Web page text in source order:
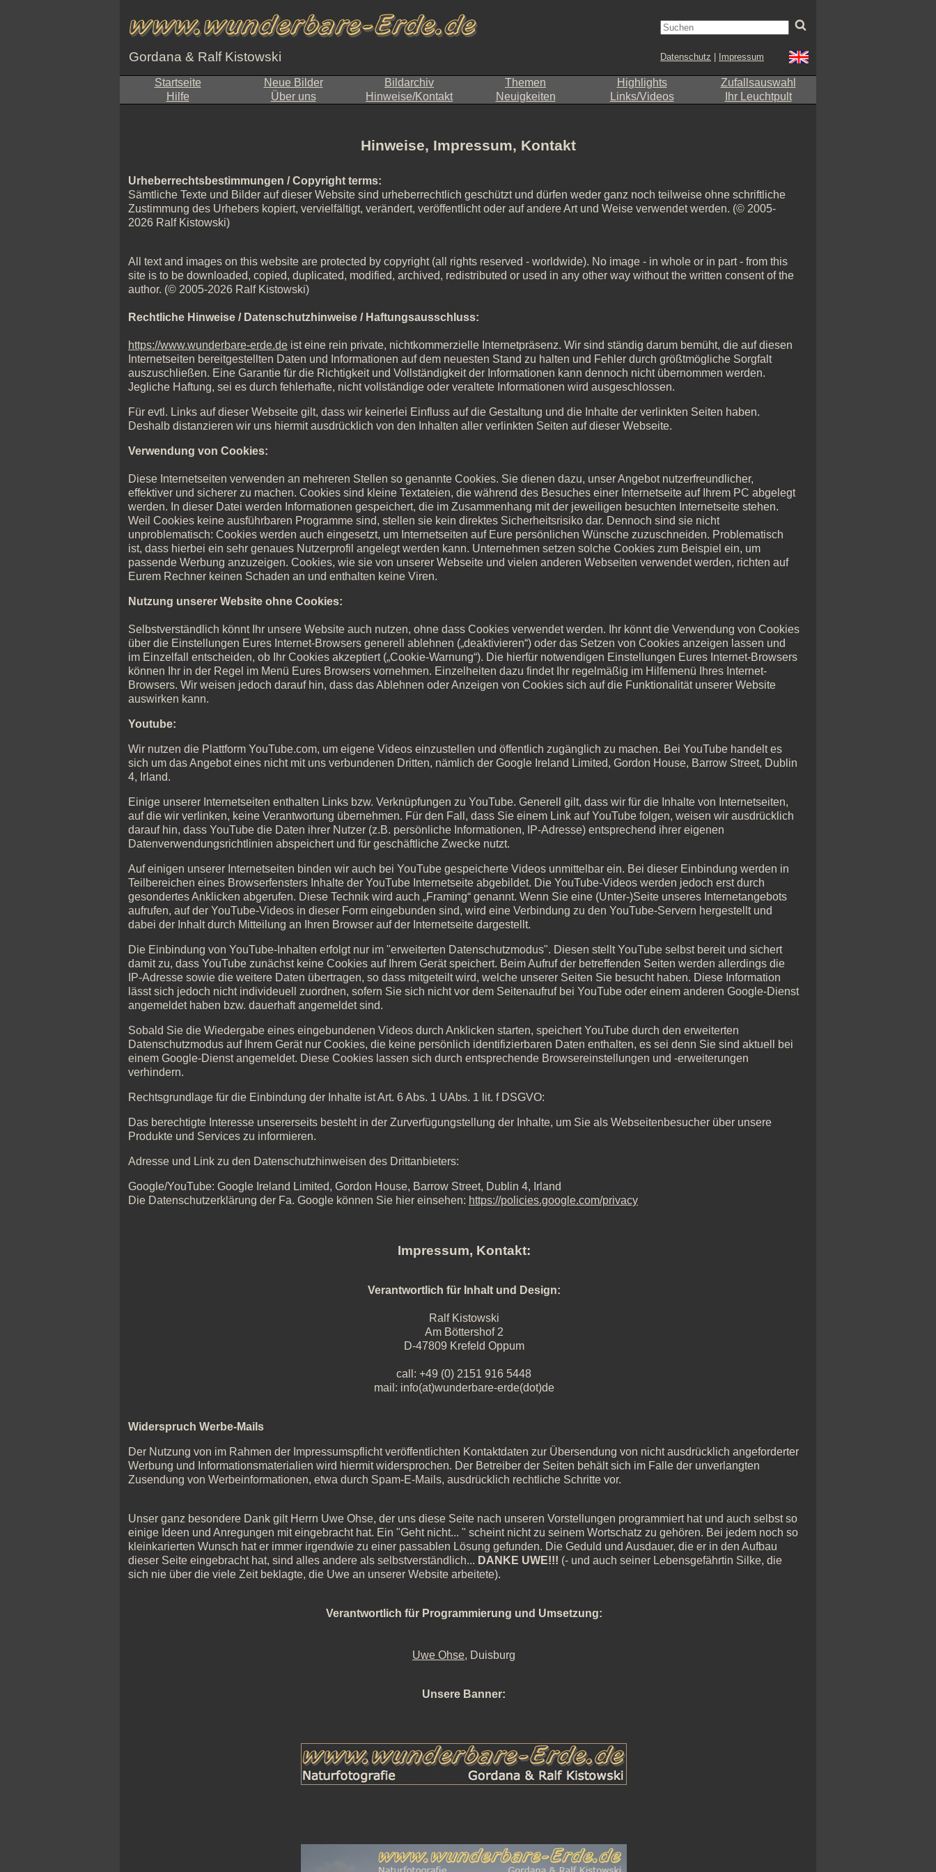
Gordana & Ralf Kistowski Datenschutz Impressum
Startseite Neue Bilder Bildarchiv Themen Highlights
Zufallsauswahl
Hilfe
Über uns Hinweise/Kontakt Neuigkeiten Links/Videos Ihr Leuchtpult
Hinweise, Impressum, Kontakt
Urheberrechtsbestimmungen / Copyright terms:
Sämtliche Texte und Bilder auf dieser Website sind urheberrechtlich geschützt und dürfen weder ganz noch teilweise ohne schriftliche
Zustimmung des Urhebers kopiert, vervielfältigt, verändert, veröffentlicht oder auf andere Art und Weise verwendet werden. (© 2005-
2026 Ralf Kistowski)
All text and images on this website are protected by copyright (all rights reserved - worldwide). No image - in whole or in part - from this
site is to be downloaded, copied, duplicated, modified, archived, redistributed or used in any other way without the written consent of the
author. (© 2005-2026 Ralf Kistowski)
Rechtliche Hinweise / Datenschutzhinweise / Haftungsausschluss:
https://www.wunderbare-erde.de ist eine rein private, nichtkommerzielle Internetpräsenz. Wir sind ständig darum bemüht, die auf diesen
Internetseiten bereitgestellten Daten und Informationen auf dem neuesten Stand zu halten und Fehler durch größtmögliche Sorgfalt
auszuschließen. Eine Garantie für die Richtigkeit und Vollständigkeit der Informationen kann dennoch nicht übernommen werden.
Jegliche Haftung, sei es durch fehlerhafte, nicht vollständige oder veraltete Informationen wird ausgeschlossen.
Für evtl. Links auf dieser Webseite gilt, dass wir keinerlei Einfluss auf die Gestaltung und die Inhalte der verlinkten Seiten haben.
Deshalb distanzieren wir uns hiermit ausdrücklich von den Inhalten aller verlinkten Seiten auf dieser Webseite.
Verwendung von Cookies:
Diese Internetseiten verwenden an mehreren Stellen so genannte Cookies. Sie dienen dazu, unser Angebot nutzerfreundlicher,
effektiver und sicherer zu machen. Cookies sind kleine Textateien, die während des Besuches einer Internetseite auf Ihrem PC abgelegt
werden. In dieser Datei werden Informationen gespeichert, die im Zusammenhang mit der jeweiligen besuchten Internetseite stehen.
Weil Cookies keine ausführbaren Programme sind, stellen sie kein direktes Sicherheitsrisiko dar. Dennoch sind sie nicht
unproblematisch: Cookies werden auch eingesetzt, um Internetseiten auf Eure persönlichen Wünsche zuzuschneiden. Problematisch
ist, dass hierbei ein sehr genaues Nutzerprofil angelegt werden kann. Unternehmen setzen solche Cookies zum Beispiel ein, um
passende Werbung anzuzeigen. Cookies, wie sie von unserer Webseite und vielen anderen Webseiten verwendet werden, richten auf
Eurem Rechner keinen Schaden an und enthalten keine Viren.
Nutzung unserer Website ohne Cookies:
Selbstverständlich könnt Ihr unsere Website auch nutzen, ohne dass Cookies verwendet werden. Ihr könnt die Verwendung von Cookies
über die Einstellungen Eures Internet-Browsers generell ablehnen („deaktivieren“) oder das Setzen von Cookies anzeigen lassen und
im Einzelfall entscheiden, ob Ihr Cookies akzeptiert („Cookie-Warnung“). Die hierfür notwendigen Einstellungen Eures Internet-Browsers
können Ihr in der Regel im Menü Eures Browsers vornehmen. Einzelheiten dazu findet Ihr regelmäßig im Hilfemenü Ihres Internet-
Browsers. Wir weisen jedoch darauf hin, dass das Ablehnen oder Anzeigen von Cookies sich auf die Funktionalität unserer Website
auswirken kann.
Youtube:
Wir nutzen die Plattform YouTube.com, um eigene Videos einzustellen und öffentlich zugänglich zu machen. Bei YouTube handelt es
sich um das Angebot eines nicht mit uns verbundenen Dritten, nämlich der Google Ireland Limited, Gordon House, Barrow Street, Dublin
4, Irland.
Einige unserer Internetseiten enthalten Links bzw. Verknüpfungen zu YouTube. Generell gilt, dass wir für die Inhalte von Internetseiten,
auf die wir verlinken, keine Verantwortung übernehmen. Für den Fall, dass Sie einem Link auf YouTube folgen, weisen wir ausdrücklich
darauf hin, dass YouTube die Daten ihrer Nutzer (z.B. persönliche Informationen, IP-Adresse) entsprechend ihrer eigenen
Datenverwendungsrichtlinien abspeichert und für geschäftliche Zwecke nutzt.
Auf einigen unserer Internetseiten binden wir auch bei YouTube gespeicherte Videos unmittelbar ein. Bei dieser Einbindung werden in
Teilbereichen eines Browserfensters Inhalte der YouTube Internetseite abgebildet. Die YouTube-Videos werden jedoch erst durch
gesondertes Anklicken abgerufen. Diese Technik wird auch „Framing“ genannt. Wenn Sie eine (Unter-)Seite unseres Internetangebots
aufrufen, auf der YouTube-Videos in dieser Form eingebunden sind, wird eine Verbindung zu den YouTube-Servern hergestellt und
dabei der Inhalt durch Mitteilung an Ihren Browser auf der Internetseite dargestellt.
Die Einbindung von YouTube-Inhalten erfolgt nur im "erweiterten Datenschutzmodus". Diesen stellt YouTube selbst bereit und sichert
damit zu, dass YouTube zunächst keine Cookies auf Ihrem Gerät speichert. Beim Aufruf der betreffenden Seiten werden allerdings die
IP-Adresse sowie die weitere Daten übertragen, so dass mitgeteilt wird, welche unserer Seiten Sie besucht haben. Diese Information
lässt sich jedoch nicht individeuell zuordnen, sofern Sie sich nicht vor dem Seitenaufruf bei YouTube oder einem anderen Google-Dienst
angemeldet haben bzw. dauerhaft angemeldet sind.
Sobald Sie die Wiedergabe eines eingebundenen Videos durch Anklicken starten, speichert YouTube durch den erweiterten
Datenschutzmodus auf Ihrem Gerät nur Cookies, die keine persönlich identifizierbaren Daten enthalten, es sei denn Sie sind aktuell bei
einem Google-Dienst angemeldet. Diese Cookies lassen sich durch entsprechende Browsereinstellungen und -erweiterungen
verhindern.
Rechtsgrundlage für die Einbindung der Inhalte ist Art. 6 Abs. 1 UAbs. 1 lit. f DSGVO:
Das berechtigte Interesse unsererseits besteht in der Zurverfügungstellung der Inhalte, um Sie als Webseitenbesucher über unsere
Produkte und Services zu informieren.
Adresse und Link zu den Datenschutzhinweisen des Drittanbieters:
Google/YouTube: Google Ireland Limited, Gordon House, Barrow Street, Dublin 4, Irland
Die Datenschutzerklärung der Fa. Google können Sie hier einsehen: https://policies.google.com/privacy
Impressum, Kontakt:
Verantwortlich für Inhalt und Design:
Ralf Kistowski
Am Böttershof 2
D-47809 Krefeld Oppum
call: +49 (0) 2151 916 5448
mail: info(at)wunderbare-erde(dot)de
Widerspruch Werbe-Mails
Der Nutzung von im Rahmen der Impressumspflicht veröffentlichten Kontaktdaten zur Übersendung von nicht ausdrücklich angeforderter
Werbung und Informationsmaterialien wird hiermit widersprochen. Der Betreiber der Seiten behält sich im Falle der unverlangten
Zusendung von Werbeinformationen, etwa durch Spam-E-Mails, ausdrücklich rechtliche Schritte vor.
Unser ganz besondere Dank gilt Herrn Uwe Ohse, der uns diese Seite nach unseren Vorstellungen programmiert hat und auch selbst so
einige Ideen und Anregungen mit eingebracht hat. Ein "Geht nicht... " scheint nicht zu seinem Wortschatz zu gehören. Bei jedem noch so
kleinkarierten Wunsch hat er immer irgendwie zu einer passablen Lösung gefunden. Die Geduld und Ausdauer, die er in den Aufbau
dieser Seite eingebracht hat, sind alles andere als selbstverständlich... DANKE UWE!!! (- und auch seiner Lebensgefährtin Silke, die
sich nie über die viele Zeit beklagte, die Uwe an unserer Website arbeitete).
Verantwortlich für Programmierung und Umsetzung:
Uwe Ohse, Duisburg
Unsere Banner: